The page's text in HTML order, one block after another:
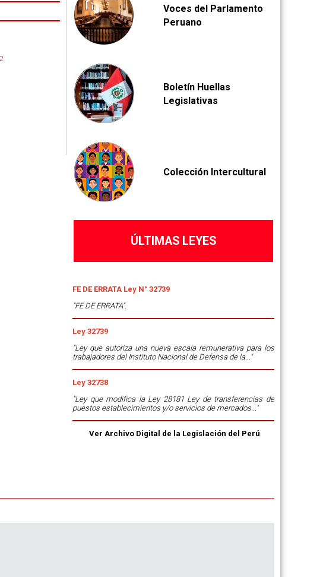
Voces del Parlamento
Peruano
Boletín Huellas
Legislativas
Colección Intercultural
ÚLTIMAS LEYES
FE DE ERRATA Ley N° 32739
"FE DE ERRATA".
Ley 32739
"Ley que autoriza una nueva escala remunerativa para los
trabajadores del Instituto Nacional de Defensa de la..."
Ley 32738
"Ley que modifica la Ley 28181 Ley de transferencias de
puestos establecimientos y/o servicios de mercados..."
Ver Archivo Digital de la Legislación del Perú